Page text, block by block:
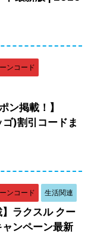
ンコード
ン掲載！】
)割引コードま
ンコード 生活関連
】ラクスル クー
ンペーン最新